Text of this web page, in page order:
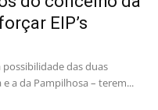
EIP’s
das duas
a da Pampilhosa – terem...